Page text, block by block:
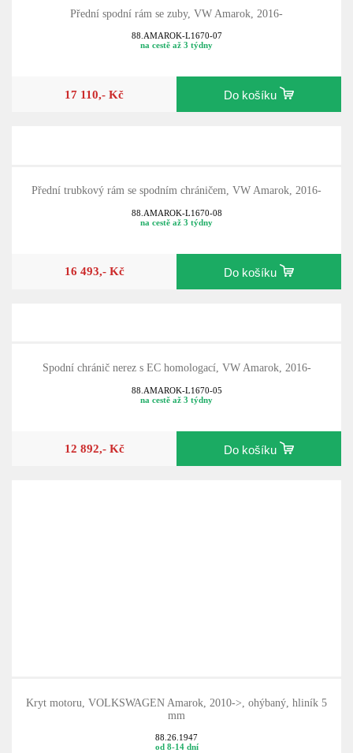
Přední spodní rám se zuby, VW Amarok, 2016-
88.AMAROK-L1670-07
na cestě až 3 týdny
17 110,- Kč Do košíku
Přední trubkový rám se spodním chráničem, VW Amarok, 2016-
88.AMAROK-L1670-08
na cestě až 3 týdny
16 493,- Kč Do košíku
Spodní chránič nerez s EC homologací, VW Amarok, 2016-
88.AMAROK-L1670-05
na cestě až 3 týdny
12 892,- Kč Do košíku
Kryt motoru, VOLKSWAGEN Amarok, 2010->, ohýbaný, hliník 5
mm
88.26.1947
od 8-14 dní